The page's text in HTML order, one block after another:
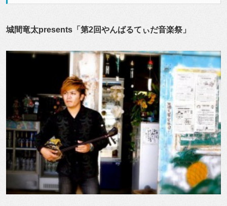
城間竜太presents「第2回やんばるてぃだ音楽祭」